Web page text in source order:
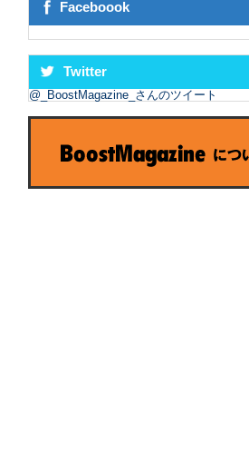
Faceboook
Twitter
@_BoostMagazine_さんのツイート